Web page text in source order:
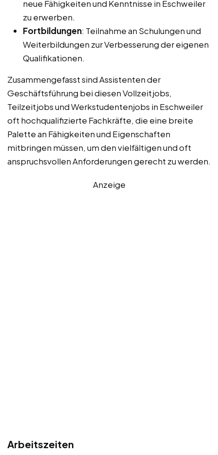
neue Fähigkeiten und Kenntnisse in Eschweiler
zu erwerben.
Fortbildungen: Teilnahme an Schulungen und
Weiterbildungen zur Verbesserung der eigenen
Qualifikationen.
Zusammengefasst sind Assistenten der
Geschäftsführung bei diesen Vollzeitjobs,
Teilzeitjobs und Werkstudentenjobs in Eschweiler
oft hochqualifizierte Fachkräfte, die eine breite
Palette an Fähigkeiten und Eigenschaften
mitbringen müssen, um den vielfältigen und oft
anspruchsvollen Anforderungen gerecht zu werden.
Anzeige
Arbeitszeiten